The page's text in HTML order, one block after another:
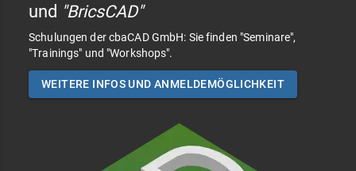
und "BricsCAD"
Schulungen der cbaCAD GmbH: Sie finden "Seminare",
"Trainings" und "Workshops".
WEITERE INFOS UND ANMELDEMÖGLICHKEIT